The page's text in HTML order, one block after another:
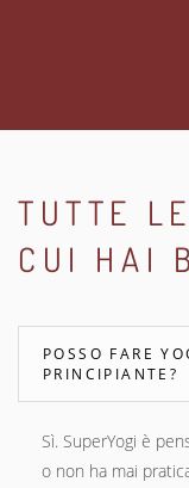
TUTTE
CUI HAI
POSSO FARE
PRINCIPIANTE?
Sì. SuperYogi è
o non ha mai